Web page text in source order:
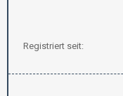
Registriert seit: